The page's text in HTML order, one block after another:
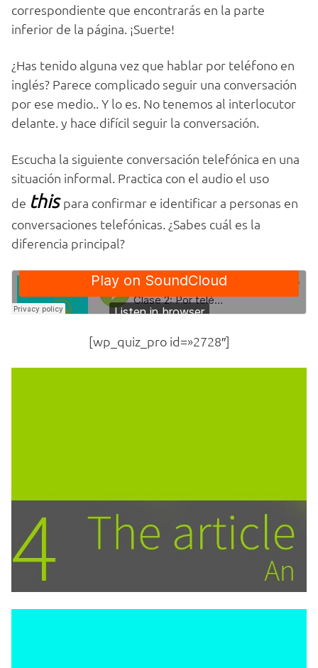
correspondiente que encontrarás en la parte
inferior de la página. ¡Suerte!
¿Has tenido alguna vez que hablar por teléfono en
inglés? Parece complicado seguir una conversación
por ese medio.. Y lo es. No tenemos al interlocutor
delante. y hace difícil seguir la conversación.
Escucha la siguiente conversación telefónica en una
situación informal. Practica con el audio el uso
de thispara confirmar e identificar a personas en
conversaciones telefónicas. ¿Sabes cuál es la
diferencia principal?
[wp_quiz_pro id=»2728″]